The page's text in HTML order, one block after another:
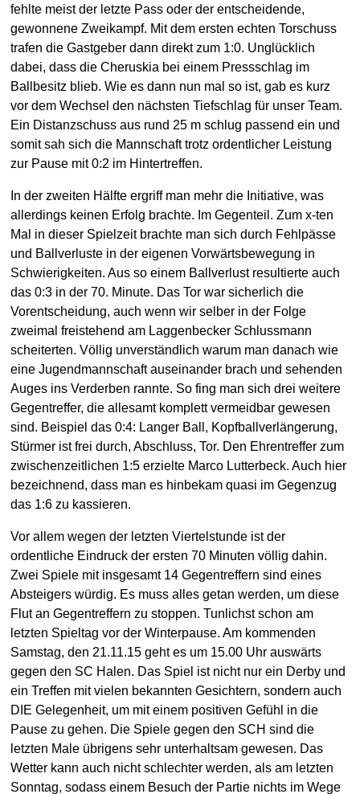
fehlte meist der letzte Pass oder der entscheidende,
gewonnene Zweikampf. Mit dem ersten echten Torschuss
trafen die Gastgeber dann direkt zum 1:0. Unglücklich
dabei, dass die Cheruskia bei einem Pressschlag im
Ballbesitz blieb. Wie es dann nun mal so ist, gab es kurz
vor dem Wechsel den nächsten Tiefschlag für unser Team.
Ein Distanzschuss aus rund 25 m schlug passend ein und
somit sah sich die Mannschaft trotz ordentlicher Leistung
zur Pause mit 0:2 im Hintertreffen.
In der zweiten Hälfte ergriff man mehr die Initiative, was
allerdings keinen Erfolg brachte. Im Gegenteil. Zum x-ten
Mal in dieser Spielzeit brachte man sich durch Fehlpässe
und Ballverluste in der eigenen Vorwärtsbewegung in
Schwierigkeiten. Aus so einem Ballverlust resultierte auch
das 0:3 in der 70. Minute. Das Tor war sicherlich die
Vorentscheidung, auch wenn wir selber in der Folge
zweimal freistehend am Laggenbecker Schlussmann
scheiterten. Völlig unverständlich warum man danach wie
eine Jugendmannschaft auseinander brach und sehenden
Auges ins Verderben rannte. So fing man sich drei weitere
Gegentreffer, die allesamt komplett vermeidbar gewesen
sind. Beispiel das 0:4: Langer Ball, Kopfballverlängerung,
Stürmer ist frei durch, Abschluss, Tor. Den Ehrentreffer zum
zwischenzeitlichen 1:5 erzielte Marco Lutterbeck. Auch hier
bezeichnend, dass man es hinbekam quasi im Gegenzug
das 1:6 zu kassieren.
Vor allem wegen der letzten Viertelstunde ist der
ordentliche Eindruck der ersten 70 Minuten völlig dahin.
Zwei Spiele mit insgesamt 14 Gegentreffern sind eines
Absteigers würdig. Es muss alles getan werden, um diese
Flut an Gegentreffern zu stoppen. Tunlichst schon am
letzten Spieltag vor der Winterpause. Am kommenden
Samstag, den 21.11.15 geht es um 15.00 Uhr auswärts
gegen den SC Halen. Das Spiel ist nicht nur ein Derby und
ein Treffen mit vielen bekannten Gesichtern, sondern auch
DIE Gelegenheit, um mit einem positiven Gefühl in die
Pause zu gehen. Die Spiele gegen den SCH sind die
letzten Male übrigens sehr unterhaltsam gewesen. Das
Wetter kann auch nicht schlechter werden, als am letzten
Sonntag, sodass einem Besuch der Partie nichts im Wege